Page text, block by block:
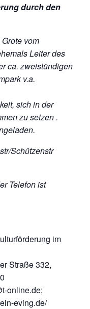
durch den
vom
Leiter des
ca. zweistündigen
v.a.
sich in der
zu setzen .
Schützenstr
Telefon ist
im
Straße 332,
online.de;
eving.de/